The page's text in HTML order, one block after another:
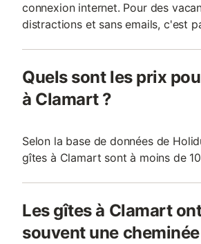
connexion internet. Pour des
distractions et sans emails, c'est
Quels sont les prix
à Clamart ?
Selon la base de données de
gîtes à Clamart sont à moins de
Les gîtes à Clamart
souvent une